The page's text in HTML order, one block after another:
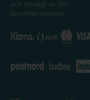
och smidigt av din
favoritleverantör!